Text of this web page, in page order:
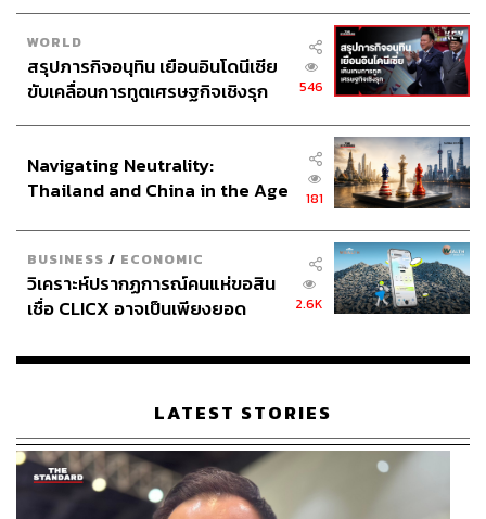
WORLD
สรุปภารกิจอนุทิน เยือนอินโดนีเซีย
ขับเคลื่อนการทูตเศรษฐกิจเชิงรุก
546
Navigating Neutrality:
Thailand and China in the Age
181
BUSINESS / ECONOMIC
วิเคราะห์ปรากฏการณ์คนแห่ขอสิน
เชื่อ CLICX อาจเป็นเพียงยอด
เรือนไทยที่ถูกซุกไว้
2.6K
LATEST STORIES